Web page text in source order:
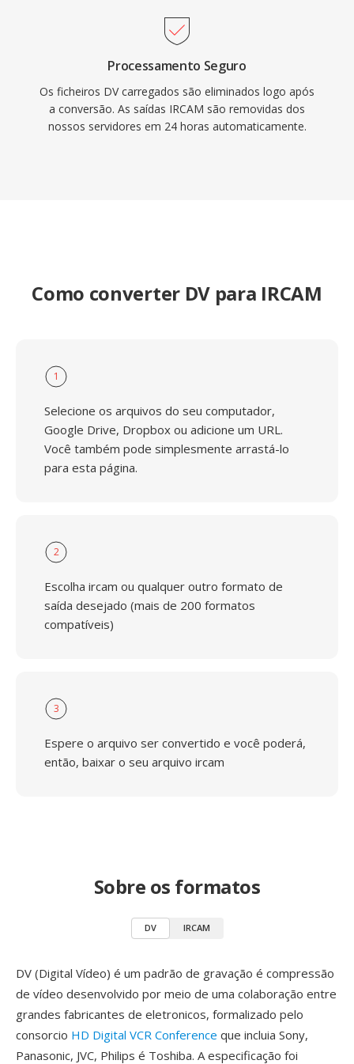
Processamento Seguro
Os ficheiros DV carregados são eliminados logo após
a conversão. As saídas IRCAM são removidas dos
nossos servidores em 24 horas automaticamente.
Como converter DV para IRCAM
1
Selecione os arquivos do seu computador,
Google Drive, Dropbox ou adicione um URL.
Você também pode simplesmente arrastá-lo
para esta página.
2
Escolha ircam ou qualquer outro formato de
saída desejado (mais de 200 formatos
compatíveis)
3
Espere o arquivo ser convertido e você poderá,
então, baixar o seu arquivo ircam
Sobre os formatos
DV IRCAM
DV (Digital Vídeo) é um padrão de gravação é compressão
de vídeo desenvolvido por meio de uma colaboração entre
grandes fabricantes de eletronicos, formalizado pelo
consorcio HD Digital VCR Conference que incluia Sony,
Panasonic, JVC, Philips é Toshiba. A especificação foi